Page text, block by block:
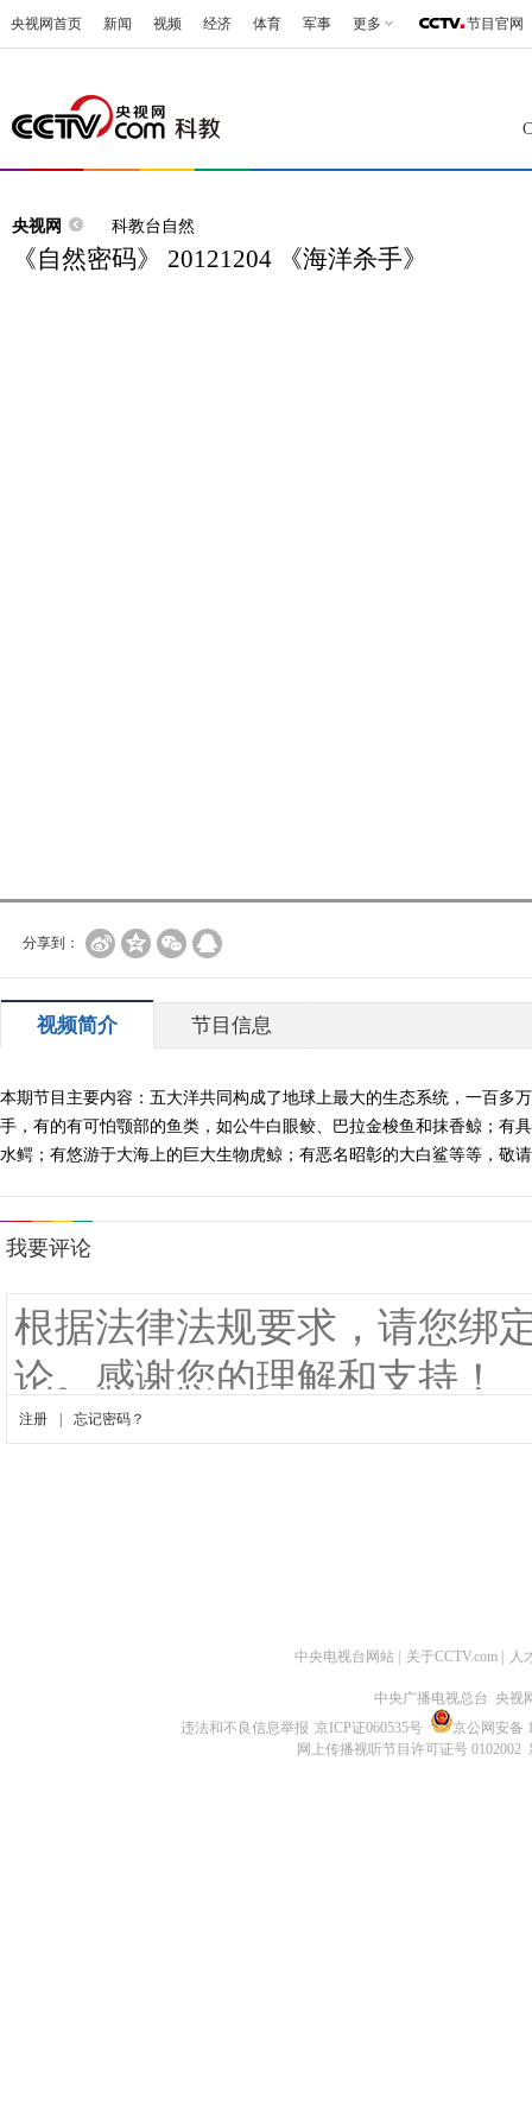
央视网首页 新闻 视频 经济 体育 军事 更多 节目官网
央视网 科教台自然
《自然密码》 20121204 《海洋杀手》
分享到：
视频简介 节目信息
本期节目主要内容：五大洋共同构成了地球上最大的生态系统，一百多
手，有的有可怕颚部的鱼类，如公牛白眼鲛、巴拉金梭鱼和抹香鲸；有
水鳄；有悠游于大海上的巨大生物虎鲸；有恶名昭彰的大白鲨等等，敬
中央电视台网站 关于CCTV.com 人
中央广播电视总台 央视
违法和不良信息举报 京ICP证060535号
京公网安备
网上传播视听节目许可证号 0102002